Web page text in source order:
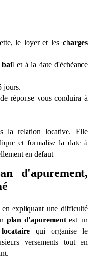
le loyer et les charges
bail et àla date d'échéance
jours.
réponse vous conduira à
la relation locative. Elle
et formalise la date à
en défaut.
d'apurement,
en expliquant une difficulté
plan d'apurementest un
locataire qui organise le
versements tout en